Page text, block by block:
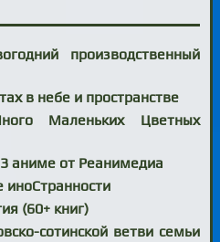
производственный
в небе и пространстве
Маленьких Цветных
аниме от Реанимедиа
иноСтранности
(60+ книг)
сотинской ветви семьи